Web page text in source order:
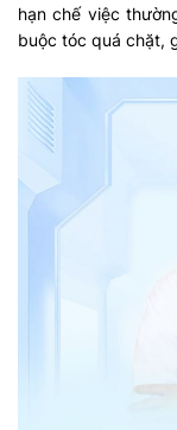
hạn chế việc
buộc tóc quá chặt,